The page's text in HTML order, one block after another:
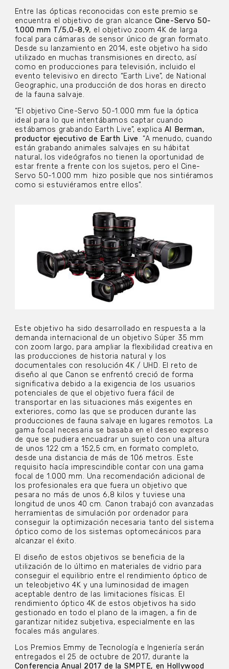
Entre las ópticas reconocidas con este premio se
encuentra el objetivo de gran alcance Cine-Servo 50-
1.000 mm T/5,0-8,9, el objetivo zoom 4K de larga
focal para cámaras de sensor único de gran formato.
Desde su lanzamiento en 2014, este objetivo ha sido
utilizado en muchas transmisiones en directo, así
como en producciones para televisión, incluido el
evento televisivo en directo “Earth Live”, de National
Geographic, una producción de dos horas en directo
de la fauna salvaje.
“El objetivo Cine-Servo 50-1.000 mm fue la óptica
ideal para lo que intentábamos captar cuando
estábamos grabando Earth Live”, explica Al Berman,
productor ejecutivo de Earth Live. “A menudo, cuando
están grabando animales salvajes en su hábitat
natural, los videógrafos no tienen la oportunidad de
estar frente a frente con los sujetos, pero el Cine-
Servo 50-1.000 mm
hizo posible que nos sintiéramos
como si estuviéramos entre ellos”.
Este objetivo ha sido desarrollado en respuesta a la
demanda internacional de un objetivo Súper 35 mm
con zoom largo, para ampliar la flexibilidad creativa en
las producciones de historia natural y los
documentales con resolución 4K / UHD. El reto de
diseño al que Canon se enfrentó creció de forma
significativa debido a la exigencia de los usuarios
potenciales de que el objetivo fuera fácil de
transportar en las situaciones más exigentes en
exteriores, como las que se producen durante las
producciones de fauna salvaje en lugares remotos. La
gama focal necesaria se basaba en el deseo expreso
de que se pudiera encuadrar un sujeto con una altura
de unos 122 cm a 152,5 cm, en formato completo,
desde una distancia de más de 106 metros. Este
requisito hacía imprescindible contar con una gama
focal de 1.000 mm. Una recomendación adicional de
los profesionales era que fuera un objetivo que
pesara no más de unos 6,8 kilos y tuviese una
longitud de unos 40 cm. Canon trabajó con avanzadas
herramientas de simulación por ordenador para
conseguir la optimización necesaria tanto del sistema
óptico como de los sistemas optomecánicos para
alcanzar el éxito.
El diseño de estos objetivos se beneficia de la
utilización de lo último en materiales de vidrio para
conseguir el equilibrio entre el rendimiento óptico de
un teleobjetivo 4K y una luminosidad de imagen
aceptable dentro de las limitaciones físicas. El
rendimiento óptico 4K de estos objetivos ha sido
gestionado en todo el plano de la imagen, a fin de
garantizar nitidez subjetiva, especialmente en las
focales más angulares.
Los Premios Emmy de Tecnología e Ingeniería serán
entregados el 25 de octubre de 2017, durante la
Conferencia Anual 2017 de la SMPTE, en Hollywood